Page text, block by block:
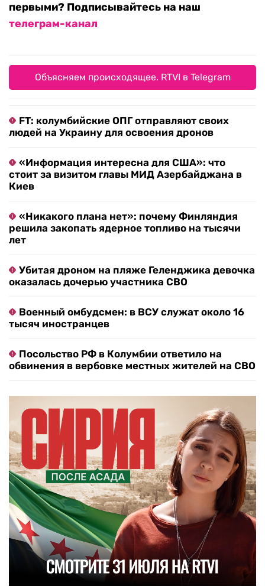
первыми? Подписывайтесь на наш
телеграм-канал
Объясняем происходящее. RTVI в Telegram
FT: колумбийские ОПГ отправляют своих
людей на Украину для освоения дронов
«Информация интересна для США»: что
стоит за визитом главы МИД Азербайджана в
Киев
«Никакого плана нет»: почему Финляндия
решила закопать ядерное топливо на тысячи
лет
Убитая дроном на пляже Геленджика девочка
оказалась дочерью участника СВО
Военный омбудсмен: в ВСУ служат около 16
тысяч иностранцев
Посольство РФ в Колумбии ответило на
обвинения в вербовке местных жителей на СВО